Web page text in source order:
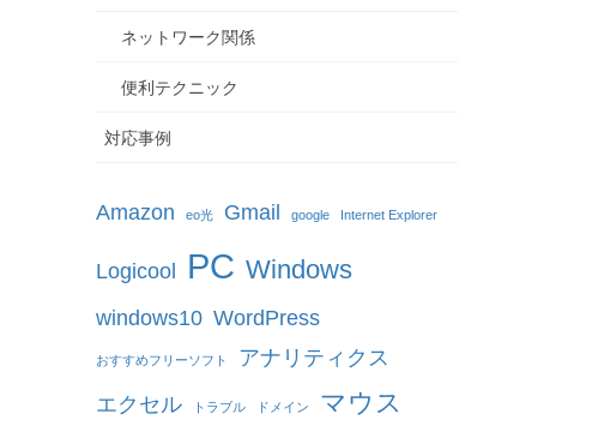
ネットワーク関係
便利テクニック
対応事例
Amazon eo光 Gmail google Internet Explorer
Logicool PC Windows
windows10 WordPress
おすすめフリーソフト
アナリティクス
エクセル
トラブル ドメイン マウス